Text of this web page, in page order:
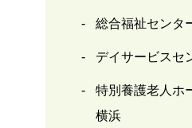
総合福祉セン
デイサービスセ
特別養護老人
横浜